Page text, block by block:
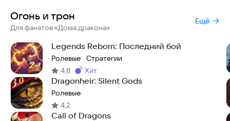
Огонь и трон
Для фанатов «Дома дракона»
Ещё
Legends Reborn: Последний бой
Ролевые · Стратегии
4,8 Метка
хит
Dragonheir: Silent Gods
Ролевые
4,2
Call of Dragons